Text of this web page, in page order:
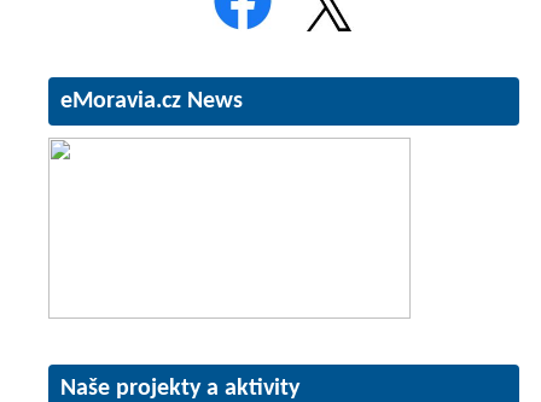
eMoravia.cz News
Naše projekty a aktivity